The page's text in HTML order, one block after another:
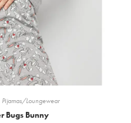
Pijamas/Loungewear
Bugs Bunny